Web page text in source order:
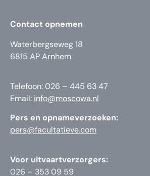
Contact opnemen
Waterbergseweg 18
6815 AP Arnhem
Telefoon: 026 – 445 63 47
Email: info@moscowa.nl
Pers en opnameverzoeken:
pers@facultatieve.com
Voor uitvaartverzorgers:
026 – 353 09 59